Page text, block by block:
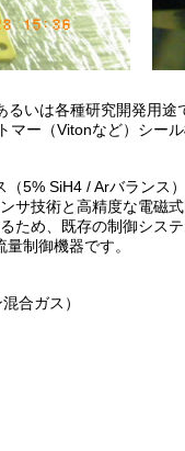
いは各種研究開発用
マー（Vitonなど）シ
5% SiH4 / Arバラン
技術と高精度な電磁
ため、既存の制御シス
制御機器です。
合ガス）